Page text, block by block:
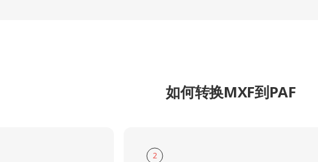
如何转换MXF到PAF
2